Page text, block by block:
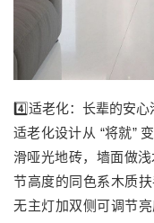
4️⃣适老化：长辈的安心
适老化设计从 “将就”
滑哑光地砖，墙面做
节高度的同色系木质
无主灯加双侧可调节